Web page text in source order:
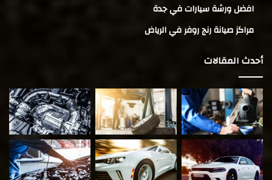
افضل ورشة سيارات في جدة
مراكز صيانة رنج روفر في الرياض
أحدث المقالات